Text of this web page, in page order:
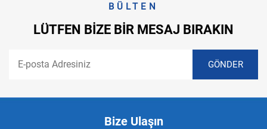
BÜLTEN
LÜTFEN BIZE BIR MESAJ BIRAKIN
Bize Ulaşın